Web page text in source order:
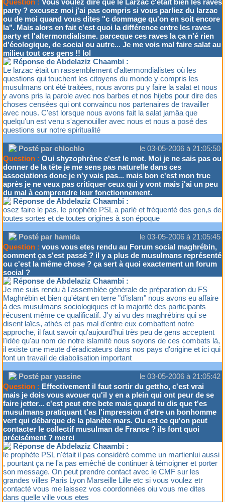
Question : Vous voulez dire que le Larzac c'était bien les raves
party ? excusez moi j'ai pas compris si vous parliez du larzac
ou de moi quand vous dites "c dommage qu'on en soit encore
la". Mais alors en fait c'est quoi la différence entre les raves
party et l'altermondialisme. parceque ces raves la ça n'é rien
d'écologique, de social ou autre... Je me vois mal faire salat au
milieu tout ces gens !! lol
Réponse de Abdelaziz Chaambi :
Le larzac était un rassemblement d'altermondialistes où les
questions qui touchent les citoyens du monde y compris les
musulmans ont été traitées, nous avons pu y faire la salat et nous
y avons pris la parole avec nos barbes et nos hijebs pour dire des
choses censées qui ont convaincu nos partenaires de travailler
avec nous. C'est lorsque nous avons fait la salat jamâa que
quelqu'un est venu s'agenouiller avec nous et nous a posé des
questions sur notre spiritualité
Posté par chlochlo
le 03-05-2006 à 21:05:50
Question : Oui shyzophrène c'est le mot. Moi je ne sais pas ou
donner de la tête je me sens pas naturelle dans ces
associations donc je n'y vais pas... mais bon c'est mon truc
après je ne veux pas critiquer ceux qui y vont mais j'ai un peu
du mal à comprendre leur fonctionnement.
Réponse de Abdelaziz Chaambi :
osez faire le pas, le prophète PSL a parlé et fréquenté des gen,s de
toutes sortes et de toutes origines à son époque
Posté par hamida
le 03-05-2006 à 21:05:45
Question : vous vous etes rendu au Forum social maghrébin,
comment ça s'est passé ? il y a plus de musulmans représenté
ou c'est la même chose ? ça sert à quoi exactement un forum
social ?
Réponse de Abdelaziz Chaambi :
Je me suis rendu à l'assemblée générale de préparation du FS
Maghrébin et bien qu'étant en terre "d'islam" nous avons eu affaire
à des musulmans sociologiques et la majorité des participants
récusent même ce qualificatif. J'y ai vu des maghrébins qui se
disent laïcs, athés et pas mal d'entre eux combattent notre
approche, il faut savoir qu'aujourd'hui très peu de gens acceptent
l'idée qu'au nom de notre islamité nous soyons de ces combats là,
il existe une meute d'éradicateurs dans nos pays d'origine et ici qui
font un travail de diabolisation important
Posté par yassine
le 03-05-2006 à 21:05:42
Question : Effectivement il faut sortir du gettho, c'est vrai
mais je dois vous avouer qu'il y en a plein qui ont peur de se
faire jetter... c'est peut etre bete mais quand tu dis que t'es
musulmans pratiquant t'as l'impression d'etre un bonhomme
vert qui débarque de la planète mars. Ou est ce qu'on peut
contacter le collectif musulman de France ? ils font quoi
précisément ? merci
Réponse de Abdelaziz Chaambi :
le prophète PSL n'était il pas considéré comme un martienlui aussi
, pourtant ça ne l'a pas emêché de continuer à témoigner et porter
son message. On peut prendre contact avec le CMF sur les
grandes villes Paris Lyon Marseille Lille etc si vous voulez etr
contacté vous me laissez vos coordonnées oiu vous me dites
dans quelle ville vous etes